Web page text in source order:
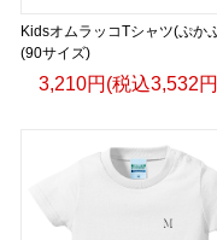
KidsオムラッコTシャツ(ぷか
(90サイズ)
3,210円(税込3,532